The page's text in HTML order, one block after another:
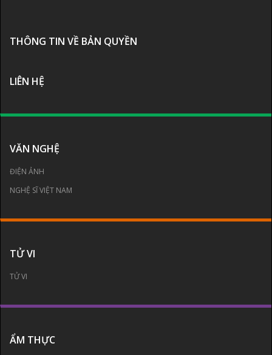
THÔNG TIN VỀ BẢN QUYỀN
LIÊN HỆ
VĂN NGHỆ
ĐIỆN ẢNH
NGHỆ SĨ VIỆT NAM
TỬ VI
TỬ VI
ẨM THỰC